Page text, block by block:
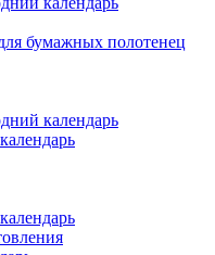
бумажных полотенец
календарь